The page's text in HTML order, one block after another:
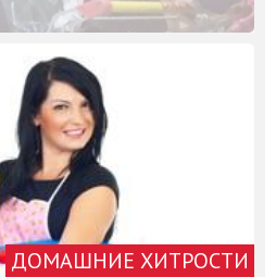
ДОМАШНИЕ ХИТРОСТИ